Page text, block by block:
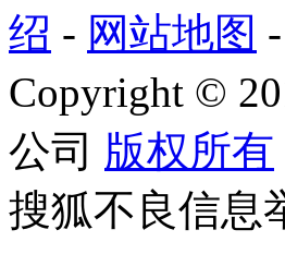
绍 - 网站地图 -
Copyright ©
公司 版权所有
搜狐不良信息